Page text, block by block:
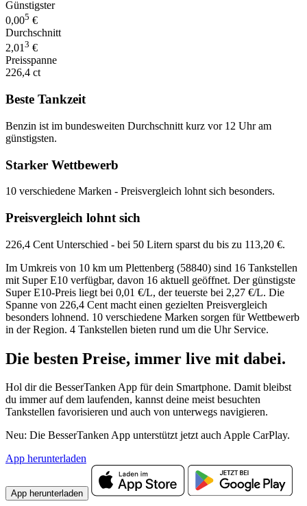
Günstigster
0,005 €
Durchschnitt
2,01 3 €
Preisspanne
226,4 ct
Beste Tankzeit
Benzin ist im bundesweiten Durchschnitt kurz vor 12 Uhr am
günstigsten.
Starker Wettbewerb
10 verschiedene Marken - Preisvergleich lohnt sich besonders.
Preisvergleich lohnt sich
226,4 Cent Unterschied - bei 50 Litern sparst du bis zu 113,20 €.
Im Umkreis von 10 km um Plettenberg (58840) sind 16 Tankstellen
mit Super E10 verfügbar, davon 16 aktuell geöffnet. Der günstigste
Super E10-Preis liegt bei 0,01 €/L, der teuerste bei 2,27 €/L. Die
Spanne von 226,4 Cent macht einen gezielten Preisvergleich
besonders lohnend. 10 verschiedene Marken sorgen für Wettbewerb
in der Region. 4 Tankstellen bieten rund um die Uhr Service.
Die besten Preise, immer live mit dabei.
Hol dir die BesserTanken App für dein Smartphone. Damit bleibst
du immer auf dem laufenden, kannst deine meist besuchten
Tankstellen favorisieren und auch von unterwegs navigieren.
Neu: Die BesserTanken App unterstützt jetzt auch Apple CarPlay.
App herunterladen
App herunterladen